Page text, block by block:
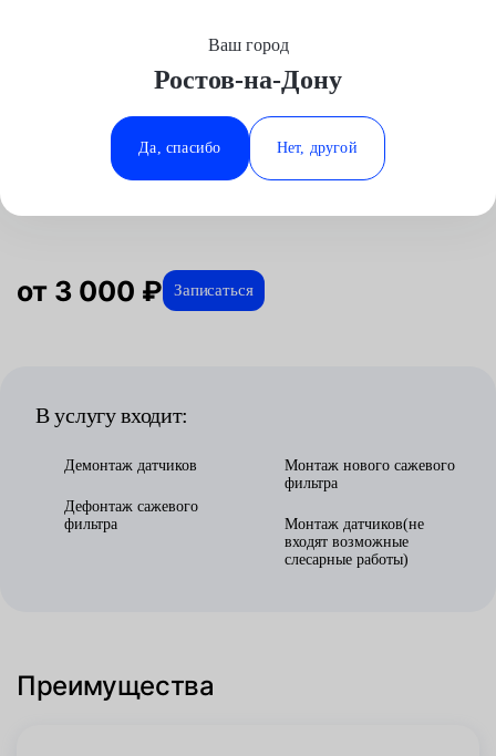
Минеральные Воды
Ростов-на-Дону
Ставрополь
Ваш город
Ростов-на-Дону
Да, спасибо Нет, другой
Отзывы Автосервис
Замена сажевого фильтра в
Ростове-на-Дону
от 3 000 ₽ Записаться
В услугу входит:
Демонтаж датчиков
Дефонтаж сажевого
фильтра
Монтаж нового сажевого
фильтра
Монтаж датчиков(не
входят возможные
слесарные работы)
Преимущества